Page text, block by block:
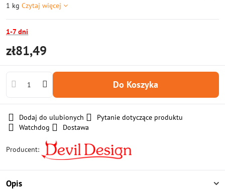
1 kg Czytaj więcej
1-7 dni
zł81,49
Do Koszyka
Dodaj do ulubionych
Pytanie dotyczące produktu
Watchdog
Dostawa
Producent:
Opis